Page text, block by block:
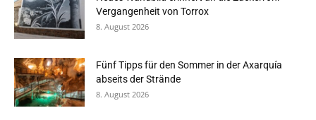
Vergangenheit von Torrox
8. August 2026
Fünf Tipps für den Sommer in der Axarquía
abseits der Strände
8. August 2026